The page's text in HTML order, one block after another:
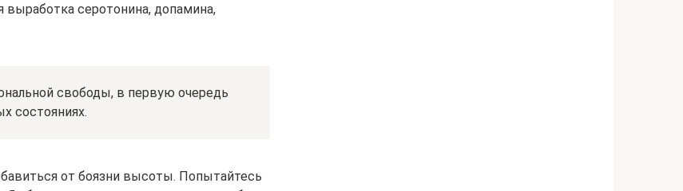
выработка серотонина, допамина,
свободы, в первую очередь
состояниях.
от боязни высоты. Попытайтесь